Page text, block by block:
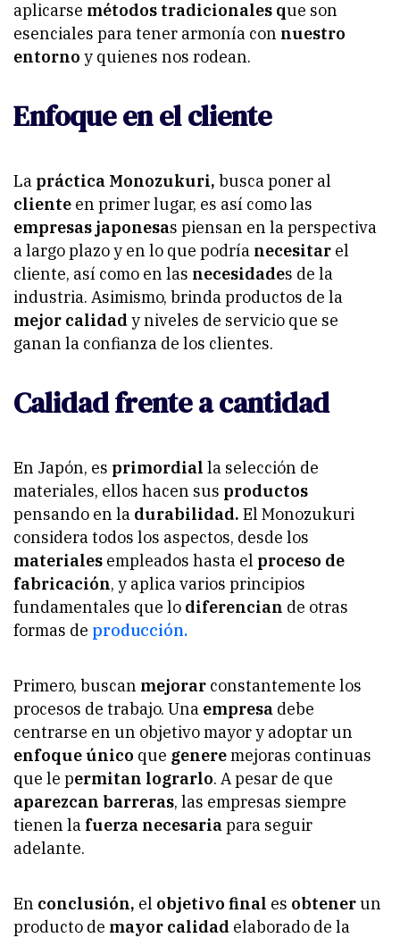
aplicarse métodos tradicionales que son
esenciales para tener armonía con nuestro
entorno y quienes nos rodean.
Enfoque en el cliente
La práctica Monozukuri, busca poner al
cliente en primer lugar, es así como las
empresas japonesas piensan en la perspectiva
a largo plazo y en lo que podría necesitar el
cliente, así como en las necesidades de la
industria. Asimismo, brinda productos de la
mejor calidady niveles de servicio que se
ganan la confianza de los clientes.
Calidad frente a cantidad
En Japón, es primordial la selección de
materiales, ellos hacen sus productos
pensando en la durabilidad. El Monozukuri
considera todos los aspectos, desde los
materiales empleados hasta el proceso de
fabricación, y aplica varios principios
fundamentales que lo diferencian de otras
formas de producción.
Primero, buscan mejorar constantemente los
procesos de trabajo. Una empresa debe
centrarse en un objetivo mayor y adoptar un
enfoque único que generemejoras continuas
que le permitan lograrlo. A pesar de que
aparezcan barreras, las empresas siempre
tienen la fuerza necesariapara seguir
adelante.
En conclusión, el objetivo final es obtenerun
producto de mayor calidad elaborado de la